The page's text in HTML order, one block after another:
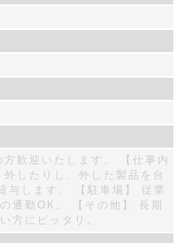
歓迎いたします。 【仕事内
したりし、外した製品を台
与します。 【駐車場】 従業
通勤OK。 【その他】 長期
方にピッタリ。